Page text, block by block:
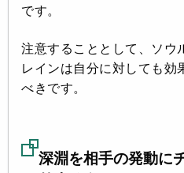
です。
注意することとして、ソウ
レインは自分に対しても効
べきです。
深淵を相手の発動に